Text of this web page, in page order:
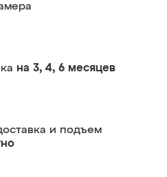
на 3, 4, 6 месяцев
и подъем